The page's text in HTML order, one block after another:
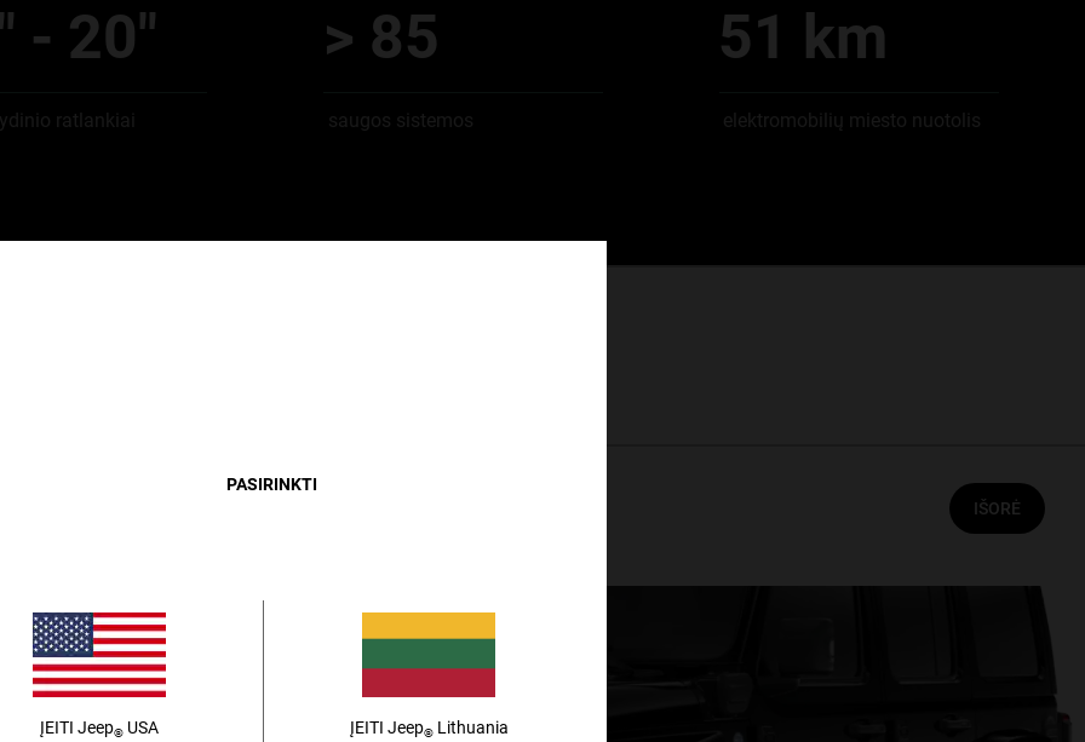
Close
PASIRINKTI
ĮEITI Jeep® USA
ĮEITI Jeep® Lithuania
- 20"
ratlankiai
> 85
saugos sistemos
51 km
elektromobilių miesto nuotolis
IŠORĖ